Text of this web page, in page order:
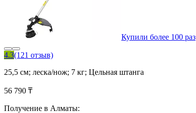
Купили более 100 раз
4.3(121 отзыв)
25,5 см; леска/нож; 7 кг; Цельная штанга
56 790 ₸
Получение в Алматы: